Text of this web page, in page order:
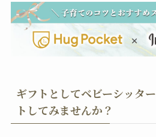
ギフトとしてベビーシッタ
トしてみませんか？